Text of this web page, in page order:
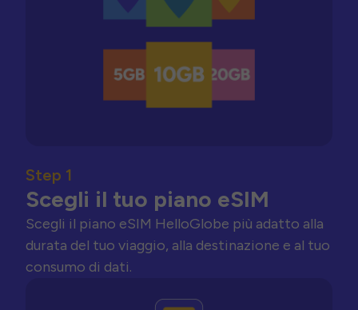
Step 1
Scegli il tuo piano eSIM
Scegli il piano eSIM HelloGlobe più adatto alla
durata del tuo viaggio, alla destinazione e al tuo
consumo di dati.